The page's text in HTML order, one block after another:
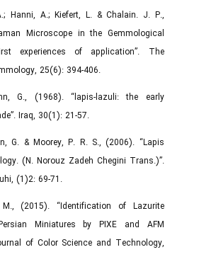
Hanni, A.; Kiefert, L. & Chalain. J. P.,
Microscope in the Gemmological
first experiences of application”. The
25(6): 394-406.
G., (1968). “lapis-lazuli: the early
Iraq, 30(1): 21-57.
G. & Moorey, P. R. S., (2006). “Lapis
(N. Norouz Zadeh Chegini Trans.)”.
(1)2: 69-71.
M., (2015). “Identification of Lazurite
Miniatures by PIXE and AFM
of Color Science and Technology,